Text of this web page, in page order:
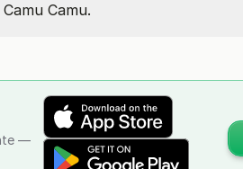
Camu.
—